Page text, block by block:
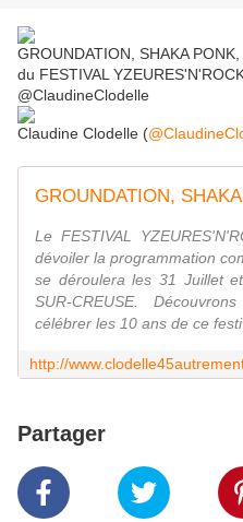
GROUNDATION, SHAKA
du FESTIVAL
@ClaudineClodelle
Claudine Clodelle (
Le FESTIVAL
dévoiler la programmation
se déroulera les 31 Juillet
SUR-CREUSE.
célébrer les 10 ans de ce
Partager